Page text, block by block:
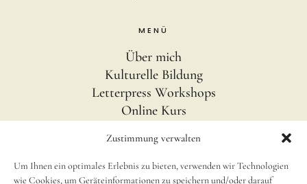
Zustimmung verwalten
Um Ihnen ein optimales Erlebnis zu bieten, verwenden wir Technologien
wie Cookies, um Geräteinformationen zu speichern und/oder darauf
MENÜ
Über mich
Kulturelle Bildung
Letterpress Workshops
Online Kurs
INFOS